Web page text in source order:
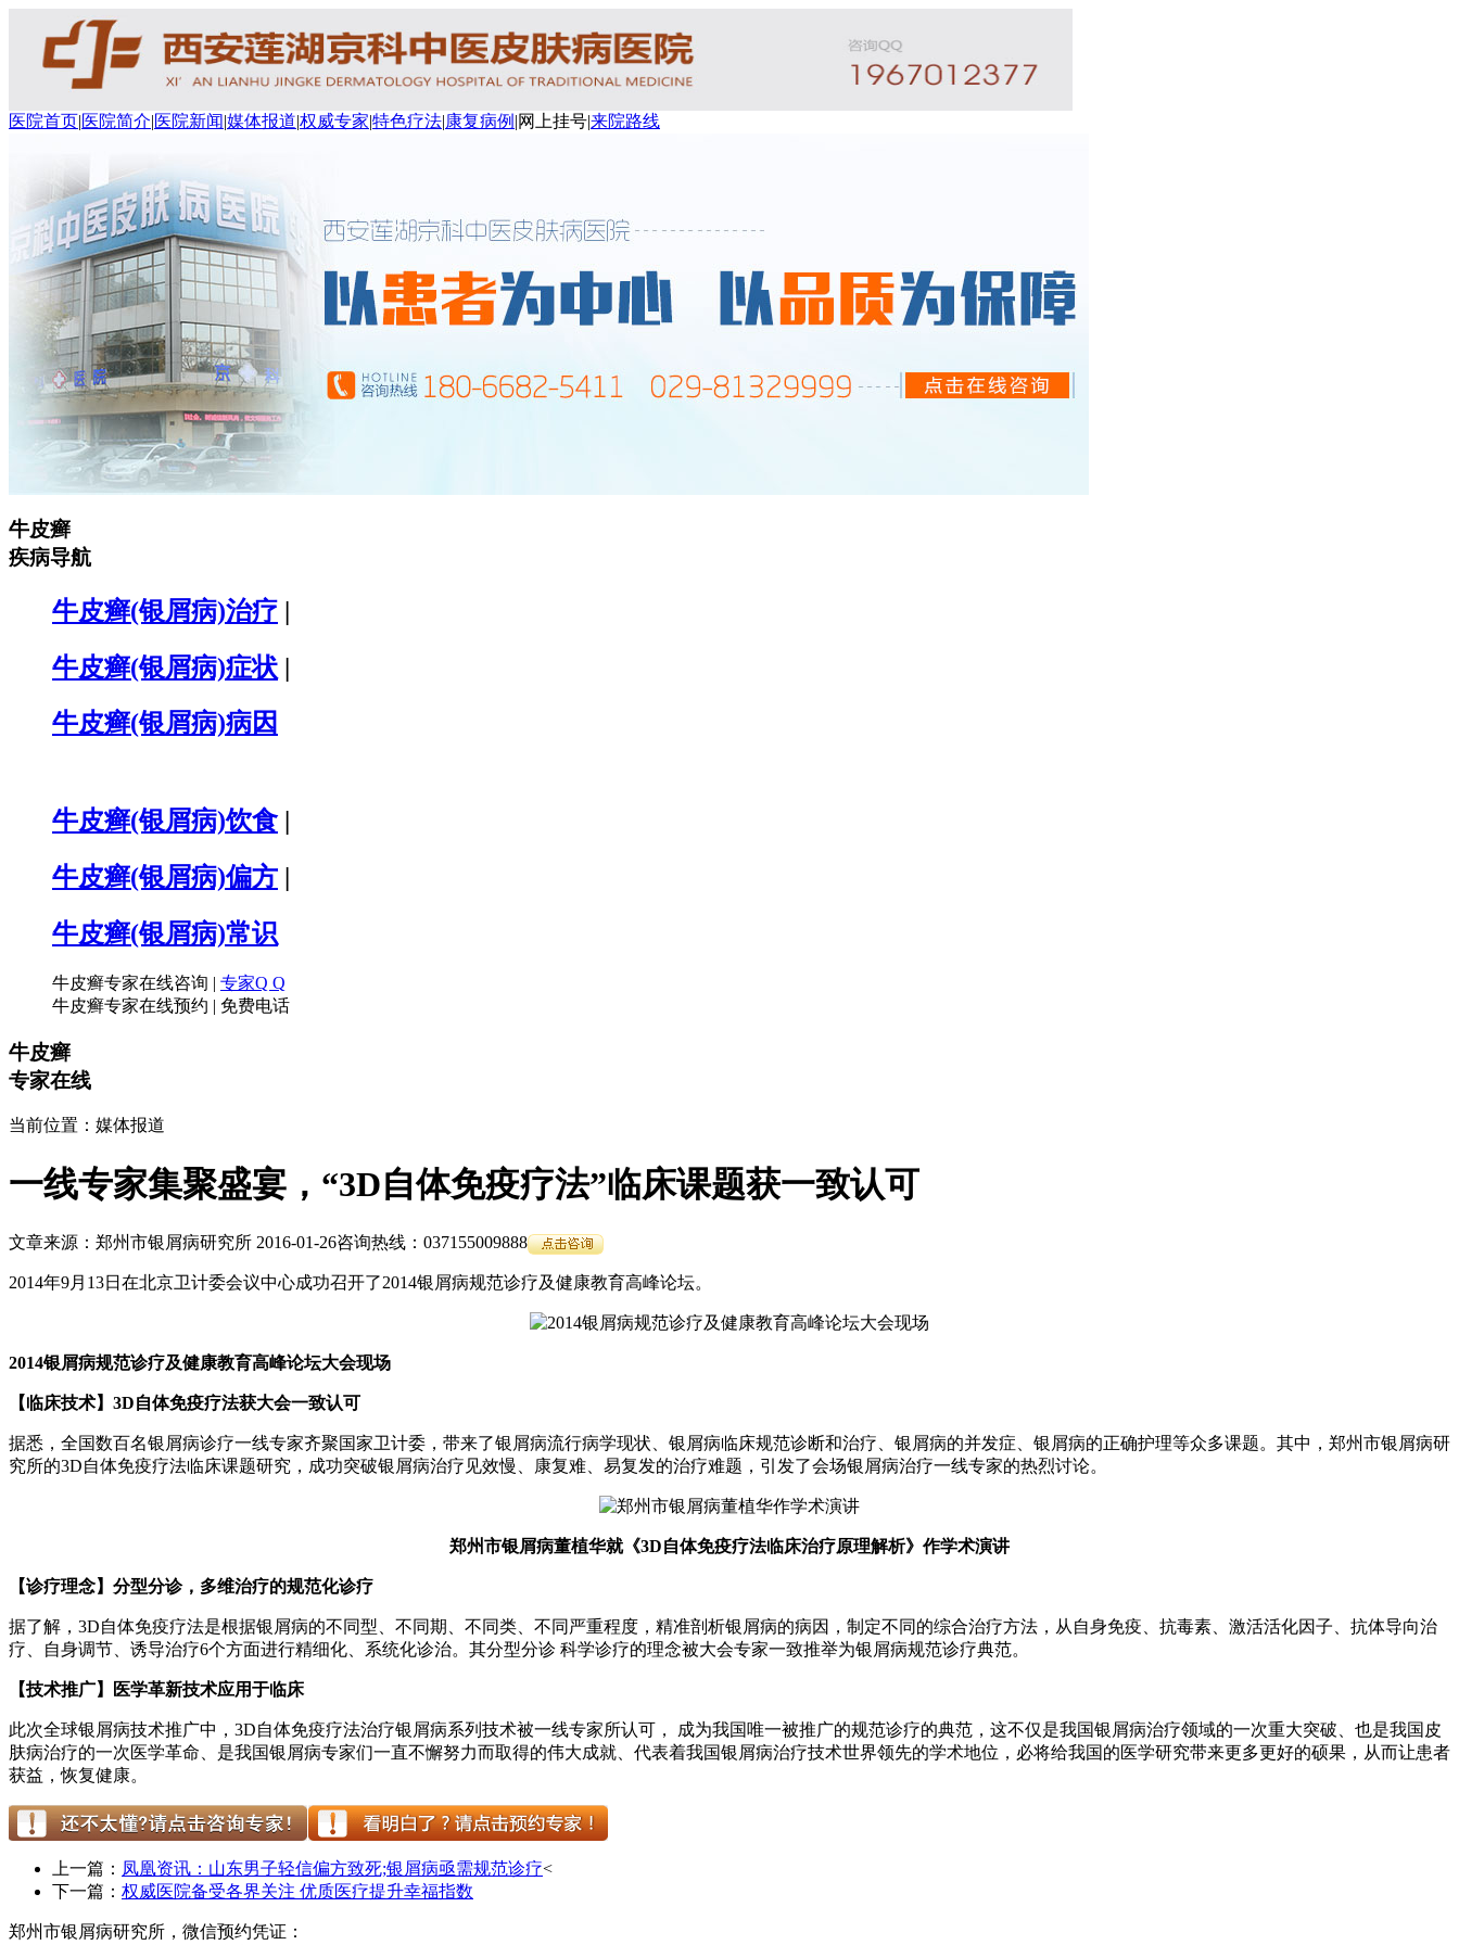
医院首页|医院简介|医院新闻|媒体报道|权威专家|特色疗法|康复病例 |网上挂号|来院路线
牛皮癣
疾病导航
牛皮癣(银屑病)治疗 |
牛皮癣(银屑病)症状 |
牛皮癣(银屑病)病因
牛皮癣(银屑病)饮食|
牛皮癣(银屑病)偏方
牛皮癣(银屑病)常识
牛皮癣专家在线咨询 | 专家Q Q
牛皮癣专家在线预约 | 免费电话
牛皮癣
专家在线
当前位置：媒体报道
一线专家集聚盛宴，“3D自体免疫疗法”临床课题获一致认可
文章来源：郑州市银屑病研究所 2016-01-26咨询热线：037155009888
2014年9月13日在北京卫计委会议中心成功召开了2014银屑病规范诊疗及健康教育高峰论坛。
2014银屑病规范诊疗及健康教育高峰论坛大会现场
【临床技术】3D自体免疫疗法获大会一致认可
据悉，全国数百名银屑病诊疗一线专家齐聚国家卫计委，带来了银屑病流行病学现状、银屑病临床规范诊断和治疗、银屑病的并发症、银屑病的正确护理等众多课题。其中，郑州市银屑病研
究所的3D自体免疫疗法临床课题研究，成功突破银屑病治疗见效慢、康复难、易复发的治疗难题，引发了会场银屑病治疗一线专家的热烈讨论。
郑州市银屑病董植华就《3D自体免疫疗法临床治疗原理解析》作学术演讲
【诊疗理念】分型分诊，多维治疗的规范化诊疗
据了解，3D自体免疫疗法是根据银屑病的不同型、不同期、不同类、不同严重程度，精准剖析银屑病的病因，制定不同的综合治疗方法，从自身免疫、抗毒素、激活活化因子、抗体导向治
疗、自身调节、诱导治疗6个方面进行精细化、系统化诊治。其分型分诊 科学诊疗的理念被大会专家一致推举为银屑病规范诊疗典范。
【技术推广】医学革新技术应用于临床
此次全球银屑病技术推广中，3D自体免疫疗法治疗银屑病系列技术被一线专家所认可， 成为我国唯一被推广的规范诊疗的典范，这不仅是我国银屑病治疗领域的一次重大突破、也是我国皮
肤病治疗的一次医学革命、是我国银屑病专家们一直不懈努力而取得的伟大成就、代表着我国银屑病治疗技术世界领先的学术地位，必将给我国的医学研究带来更多更好的硕果，从而让患者
获益，恢复健康。
上一篇： 凤凰资讯：山东男子轻信偏方致死;银屑病亟需规范诊疗<
下一篇： 权威医院备受各界关注 优质医疗提升幸福指数
郑州市银屑病研究所，微信预约凭证：